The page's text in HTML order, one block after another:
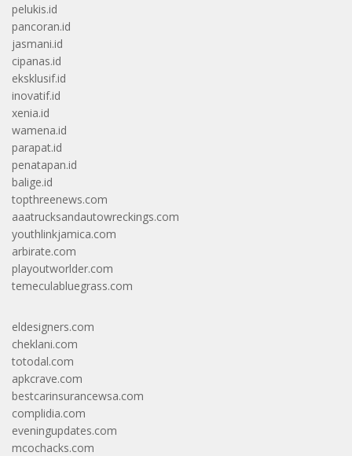
pelukis.id
pancoran.id
jasmani.id
cipanas.id
eksklusif.id
inovatif.id
xenia.id
wamena.id
parapat.id
penatapan.id
balige.id
topthreenews.com
aaatrucksandautowreckings.com
youthlinkjamica.com
arbirate.com
playoutworlder.com
temeculabluegrass.com
eldesigners.com
cheklani.com
totodal.com
apkcrave.com
bestcarinsurancewsa.com
complidia.com
eveningupdates.com
mcochacks.com